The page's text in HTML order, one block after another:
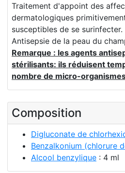
Traitement d'appoint des
dermatologiques
susceptibles de se surinfecter.
Antisepsie de la peau du
Remarque : les agents
stérilisants: ils réduisent
nombre de micro-
Composition
Digluconate de
Benzalkonium (chlorure
Alcool benzylique : 4 ml